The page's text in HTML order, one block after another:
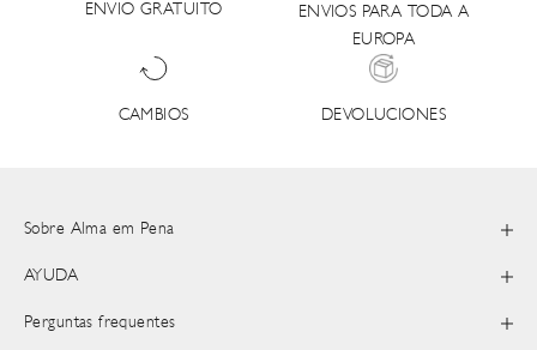
ENVIO GRATUITO
ENVIOS PARA TODA A
EUROPA
CAMBIOS DEVOLUCIONES
Sobre Alma em Pena
AYUDA
Perguntas frequentes